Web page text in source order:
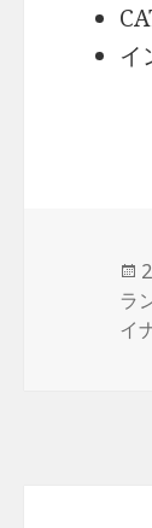
イ
ラ
イ